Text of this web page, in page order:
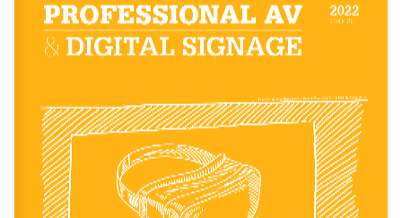
2022
CHF 20.–
PROFESSIONAL AV
& DIGITAL  SIGNAGE
Bilder: komunitestock / FrankRamspott; iStockphoto.com